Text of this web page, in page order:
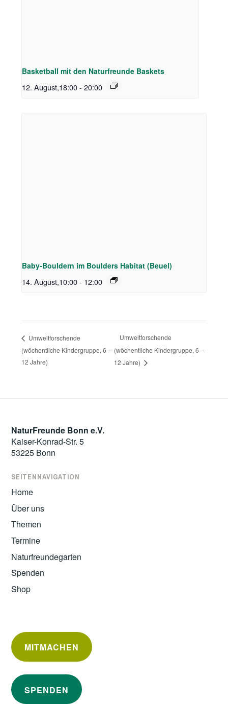
Basketball mit den Naturfreunde Baskets
12. August,18:00 - 20:00
Baby-Bouldern im Boulders Habitat (Beuel)
14. August,10:00 - 12:00
Umweltforschende
(wöchentliche Kindergruppe, 6 –
12 Jahre)
Umweltforschende
(wöchentliche Kindergruppe, 6 –
12 Jahre)
NaturFreunde Bonn e.V.
Kaiser-Konrad-Str. 5
53225 Bonn
SEITENNAVIGATION
Home
Über uns
Themen
Termine
Naturfreundegarten
Spenden
Shop
MITMACHEN
SPENDEN